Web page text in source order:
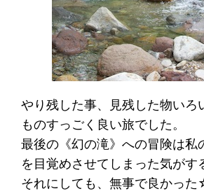
やり残した事、見残した物いろ
ものすっごく良い旅でした。
最後の《幻の滝》への冒険は私
を目覚めさせてしまった気がす
それにしても、無事で良かっ